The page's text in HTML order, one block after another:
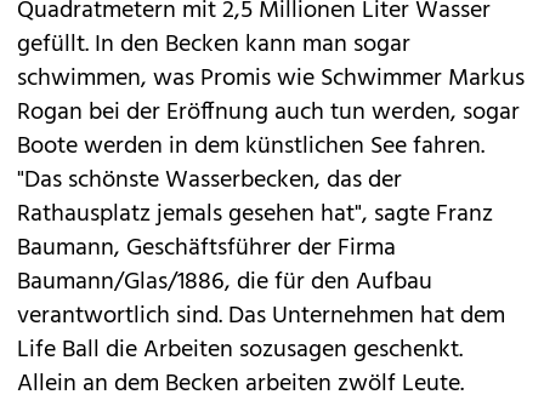
Quadratmetern mit 2,5 Millionen Liter Wasser
gefüllt. In den Becken kann man sogar
schwimmen, was Promis wie Schwimmer Markus
Rogan bei der Eröffnung auch tun werden, sogar
Boote werden in dem künstlichen See fahren.
"Das schönste Wasserbecken, das der
Rathausplatz jemals gesehen hat", sagte Franz
Baumann, Geschäftsführer der Firma
Baumann/Glas/1886, die für den Aufbau
verantwortlich sind. Das Unternehmen hat dem
Life Ball die Arbeiten sozusagen geschenkt.
Allein an dem Becken arbeiten zwölf Leute.